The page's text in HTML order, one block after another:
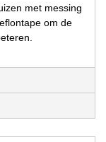
met messing
om de